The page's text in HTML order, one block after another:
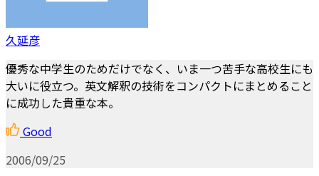
久延彦
優秀な中学生のためだけでなく、いま一つ苦手な高校生にも
大いに役立つ。英文解釈の技術をコンパクトにまとめること
に成功した貴重な本。
Good
2006/09/25